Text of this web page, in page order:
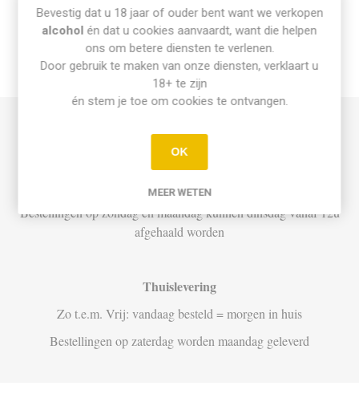
INFO PICK-UP & LEVERING
Afhalen
Di t.e.m. Za: Vandaag besteld vóór 15u = vandaag af te halen
vanaf 16u
Bestellingen op zondag en maandag kunnen dinsdag vanaf 12u
afgehaald worden
Thuislevering
Zo t.e.m. Vrij: vandaag besteld = morgen in huis
Bestellingen op zaterdag worden maandag geleverd
Bevestig dat u 18 jaar of ouder bent want we verkopen
alcohol én dat u cookies aanvaardt, want die helpen
ons om betere diensten te verlenen.
Door gebruik te maken van onze diensten, verklaart u
18+ te zijn
én stem je toe om cookies te ontvangen.
OK
MEER WETEN